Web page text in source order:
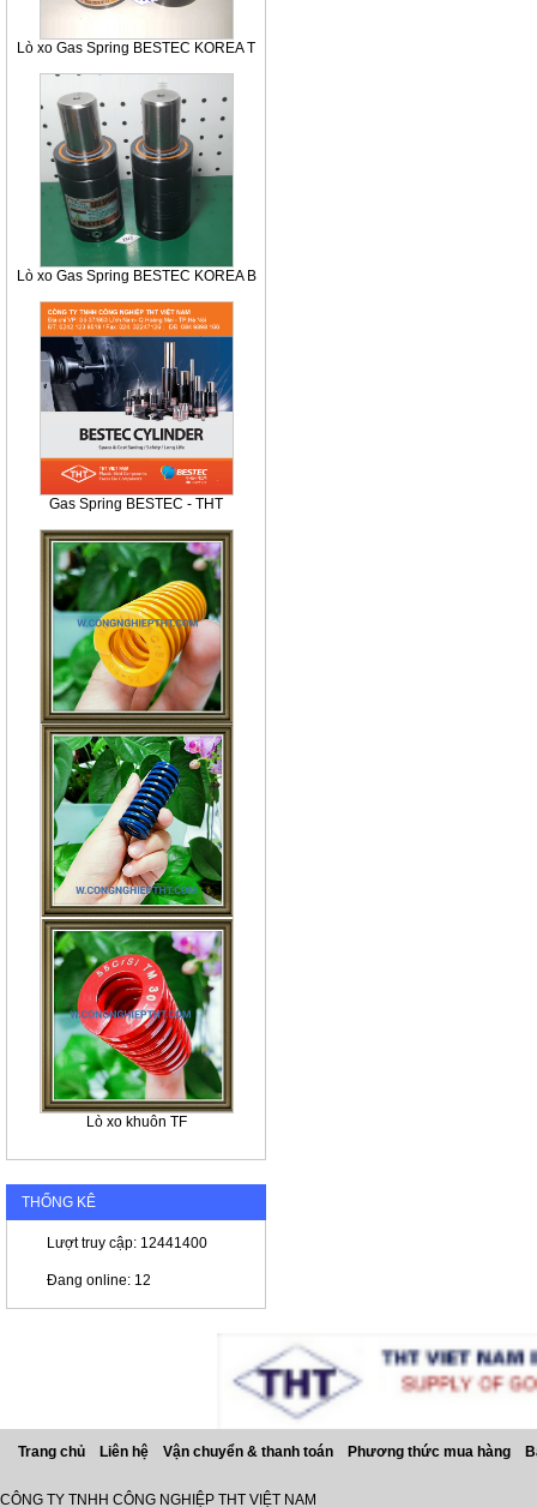
Lò xo Gas Spring BESTEC KOREA T
Lò xo Gas Spring BESTEC KOREA B
Gas Spring BESTEC - THT
Lò xo khuôn TF
THỐNG KÊ
Lượt truy cập: 12441400
Đang online: 12
Trang chủ Liên hệ Vận chuyển & thanh toán Phương thức mua hàng
CÔNG TY TNHH CÔNG NGHIỆP THT VIỆT NAM